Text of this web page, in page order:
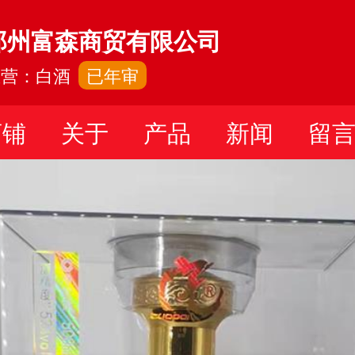
州富森商贸有限公司
：白酒 已年审
关于 产品 新闻 留言